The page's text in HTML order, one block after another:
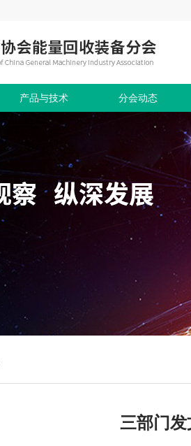
产品与技术 分会动态
三部门